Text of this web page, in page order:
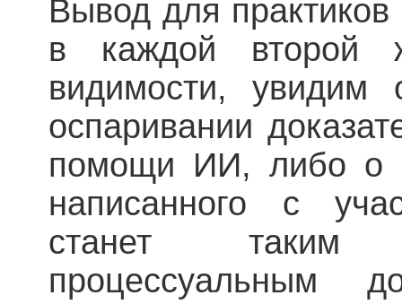
Вывод для
в каждой
видимости,
оспаривании
помощи ИИ, либо о
написанного с
станет таким
процессуальным